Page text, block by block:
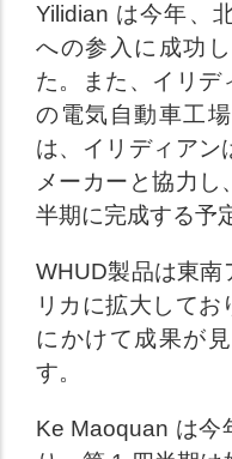
Yilidian は今年、
への参入に成功
た。また、イリデ
の電気自動車工
は、イリディアン
メーカーと協力し
半期に完成する予
WHUD製品は東南
リカに拡大して
にかけて成果が
す。
Ke Maoquan は今